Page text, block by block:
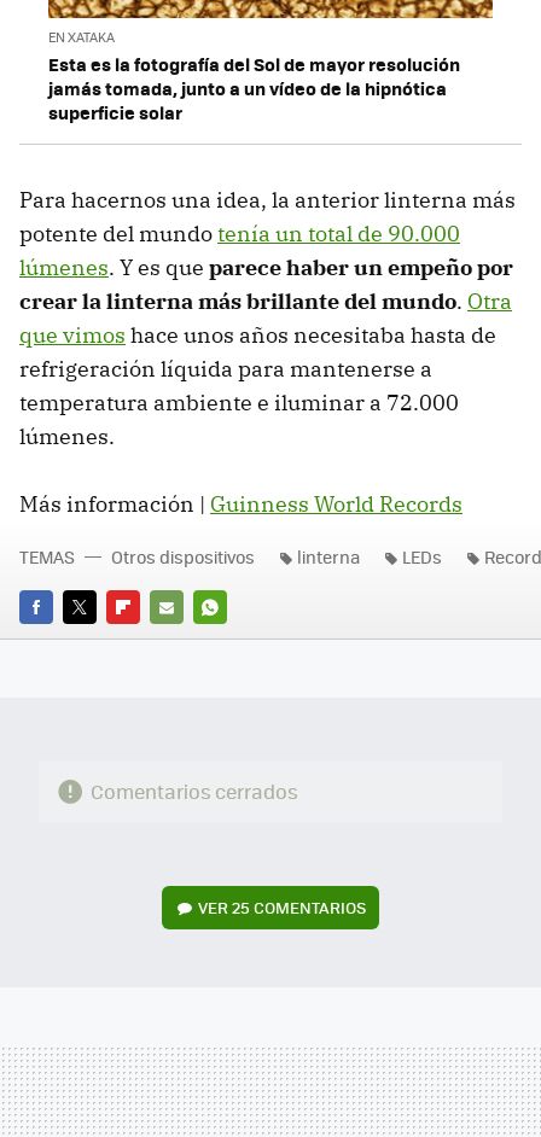
EN XATAKA
Esta es la fotografía del Sol de mayor resolución
jamás tomada, junto a un vídeo de la hipnótica
superficie solar
Para hacernos una idea, la anterior linterna más
potente del mundotenía un total de 90.000
lúmenes. Y es que parece haber un empeño por
crear la linterna más brillante del mundo. Otra
que vimos hace unos años necesitaba hasta de
refrigeración líquida para mantenerse a
temperatura ambiente e iluminar a 72.000
lúmenes.
Más información | Guinness World Records
FACEBOOK
TWITTERFLIPBOARD
E-
WHATSAPP
TEMAS Otros dispositivos linterna LEDs
Comentarios cerrados
VER25 COMENTARIOS